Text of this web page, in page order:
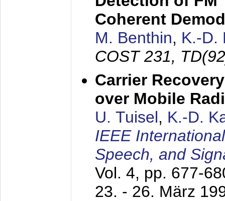
Coherent
M. Benthin, K.-D.
COST 231,
Carrier
over Mobile
U. Tuisel, K.-D.
IEEE
Speech, and
Vol. 4, pp. 677-
23. - 26. März